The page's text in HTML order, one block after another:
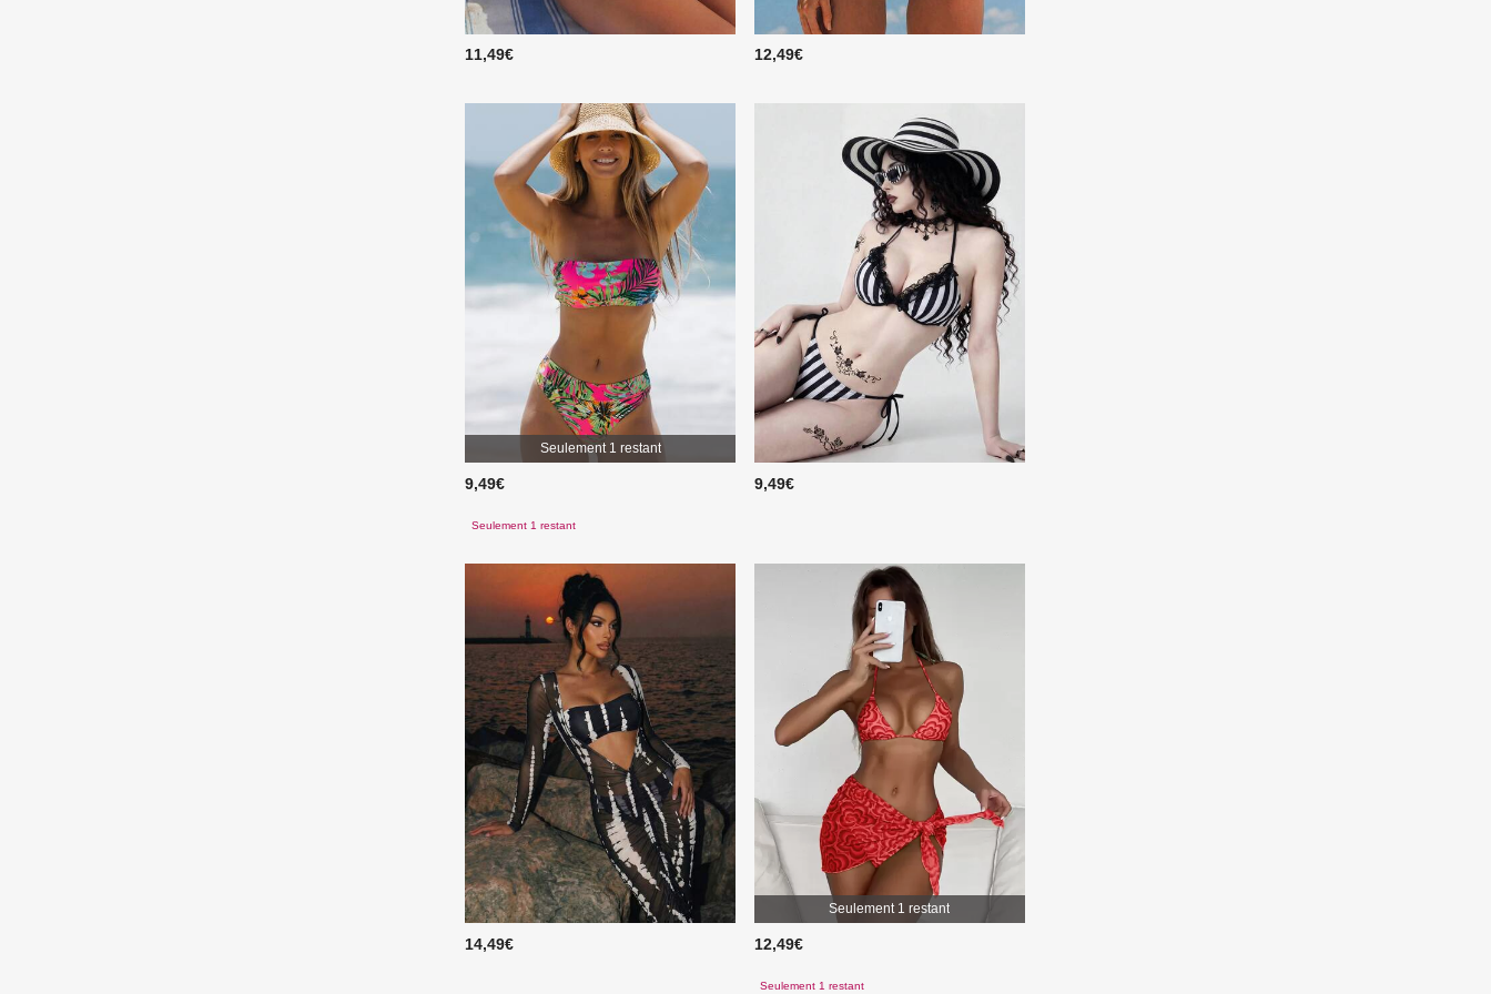
11,49€ 12,49€
Seulement 1 restant
9,49€
Seulement 1 restant
9,49€
14,49€
Seulement 1 restant
12,49€
Seulement 1 restant